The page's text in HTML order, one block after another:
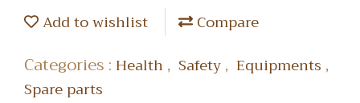
Add to wishlist Compare
Categories :Health, Safety, Equipments ,
Spare parts